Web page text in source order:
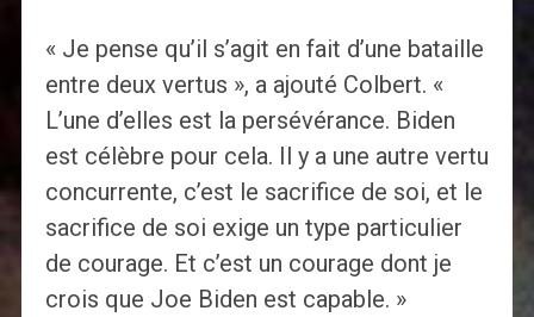
« Je pense qu’il s’agit en fait d’une bataille
entre deux vertus », a ajouté Colbert. «
L’une d’elles est la persévérance. Biden
est célèbre pour cela. Il y a une autre vertu
concurrente, c’est le sacrifice de soi, et le
sacrifice de soi exige un type particulier
de courage. Et c’est un courage dont je
crois que Joe Biden est capable. »